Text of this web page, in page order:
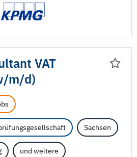
VAT
m/d)
Sachsen
und weitere